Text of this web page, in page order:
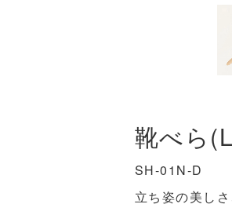
靴べら
SH-01N-D
立ち姿の美し